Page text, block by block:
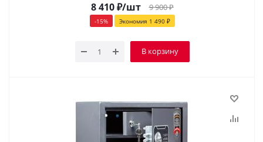
8 410₽/шт 9 900₽
-15% Экономия 1 490₽
В корзину